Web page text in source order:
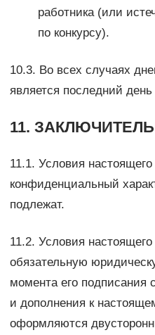
работника (или
по конкурсу).
10.3. Во всех случаях
является последний день
11.
11.1. Условия настоящего
конфиденциальный
подлежат.
11.2. Условия
обязательную
момента его подписания
и дополнения к
оформляются